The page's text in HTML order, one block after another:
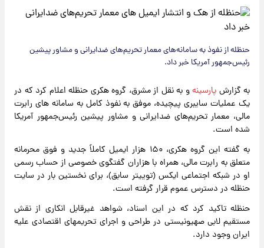
حنظله از نفوذ به سامانه‌های معمار تحریم‌های ضدایرانی و مشاور پیشین
رئیس‌جمهور آمریکا خبر داد.
به گزارشپارسینهو به نقل از مشرق، ‌گروه هکری حنظله اعلام کرد که در
یک عملیات سایبری پیچیده، موفق به نفوذ کامل به سامانه های رابرت
مالی، معمار تحریم‌های ضدایرانی و مشاور پیشین رئیس‌جمهور آمریکا
شده است.
به گفته این گروه هکری، ۱۵۰ هزار ایمیل کاملاً جدید و فوق محرمانه
متعلق به رابرت مالی، همراه با هزاران گفتگوی خصوصی از حساب رسمی
او در شبکه اجتماعی ایکس (توییتر سابق)، برای نخستین بار در سایت
حنظله در دسترس عموم قرار گرفته است.
حنظله تاکید کرد که در این اسناد، شواهد غیرقابل انکاری از نقش
مستقیم لابی صهیونیستی در طراحی و اجرای تحریمهای اقتصادی علیه
ایران وجود دارد.